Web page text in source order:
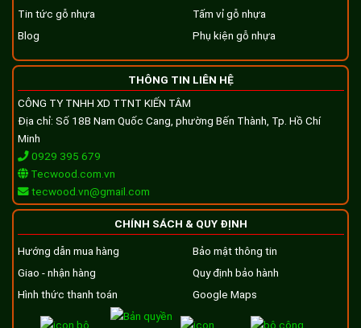
Tin tức gỗ nhựa
Blog
Tấm vỉ gỗ nhựa
Phụ kiện gỗ nhựa
THÔNG TIN LIÊN HỆ
CÔNG TY TNHH XD TTNT KIẾN TÂM
Địa chỉ: Số 18B Nam Quốc Cang, phường Bến Thành, Tp. Hồ Chí
Minh
0929 395 679
Tecwood.com.vn
tecwood.vn@gmail.com
CHÍNH SÁCH & QUY ĐỊNH
Hướng dẫn mua hàng
Giao - nhận hàng
Hình thức thanh toán
Bảo mật thông tin
Quy định bảo hành
Google Maps